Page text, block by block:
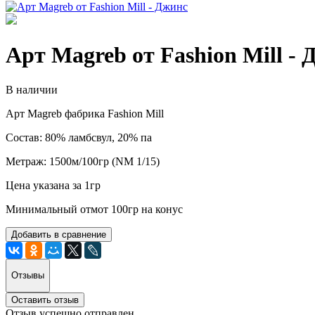
Арт Magreb от Fashion Mill -
В наличии
Арт Magreb фабрика Fashion Mill
Состав: 80% ламбсвул, 20% па
Метраж: 1500м/100гр (NM 1/15)
Цена указана за 1гр
Минимальный отмот 100гр на конус
Добавить в сравнение
Отзывы
Оставить отзыв